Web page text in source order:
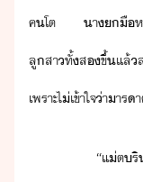
คโต​ ​า​ื​หา
ลูสา​ทั้ส​ขึ้​แล้
เพราะ​ไ่เข้าใจ​่า​าร
​“​แ่​ต​